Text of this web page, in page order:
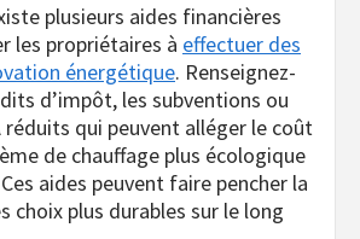
plusieurs aides financières
les propriétaires à effectuer des
énergétique. Renseignez-
d’impôt, les subventions ou
réduits qui peuvent alléger le coût
de chauffage plus écologique
aides peuvent faire pencher la
choix plus durables sur le long